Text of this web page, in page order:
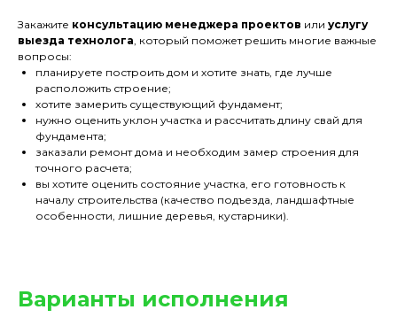
Закажите консультацию менеджера проектов или услугу
выезда технолога, который поможет решить многие важные
вопросы:
планируете построить дом и хотите знать, где лучше
расположить строение;
хотите замерить существующий фундамент;
нужно оценить уклон участка и рассчитать длину свай для
фундамента;
заказали ремонт дома и необходим замер строения для
точного расчета;
вы хотите оценить состояние участка, его готовность к
началу строительства (качество подъезда, ландшафтные
особенности, лишние деревья, кустарники).
Варианты исполнения